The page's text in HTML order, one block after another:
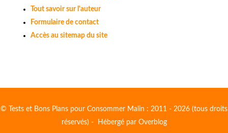
Tout savoir sur l'auteur
Formulaire de contact
Accès au sitemap du site
© Tests et Bons Plans pour Consommer Malin : 2011 - 2026 (tous droits
réservés) - Hébergé par Overblog